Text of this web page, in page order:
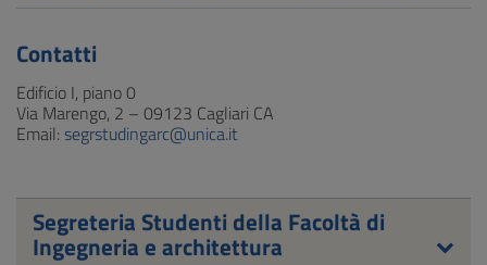
Contatti
Edificio I, piano 0
Via Marengo, 2 – 09123 Cagliari CA
Email: segrstudingarc@unica.it
Segreteria Studenti della Facoltà di
Ingegneria e architettura